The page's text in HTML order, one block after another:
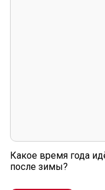
Какое время года
после зимы?